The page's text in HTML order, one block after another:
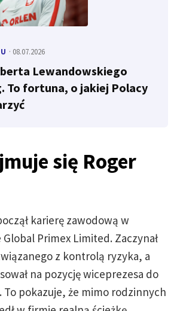
· 08.07.2026
Lewandowskiego
To fortuna, o jakiej Polacy
się Roger
karierę zawodową w
Primex Limited. Zaczynał
z kontrolą ryzyka, a
na pozycję wiceprezesa do
To pokazuje, że mimo rodzinnych